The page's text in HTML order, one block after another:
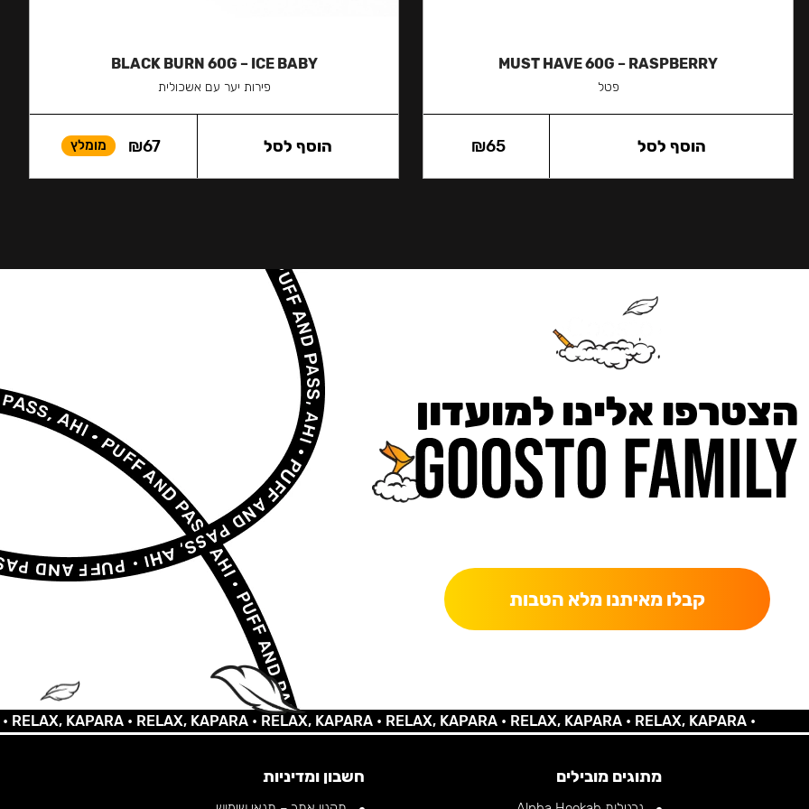
MUST HAVE 60G – RASPBERRY
פטל
₪65 הוסף לסל
BLACK BURN 60G – ICE BABY
פירות יער עם אשכולית
₪67 מומלץ הוסף לסל
הצטרפו אלינו למועדון
קבלו מאיתנו מלא הטבות
KAPARA •RELAX, KAPARA •RELAX, KAPARA •RELAX, KAPARA •RELAX, KAPARA •RELAX, KAPARA •
מתוגים מובילים חשבון ומדיניות